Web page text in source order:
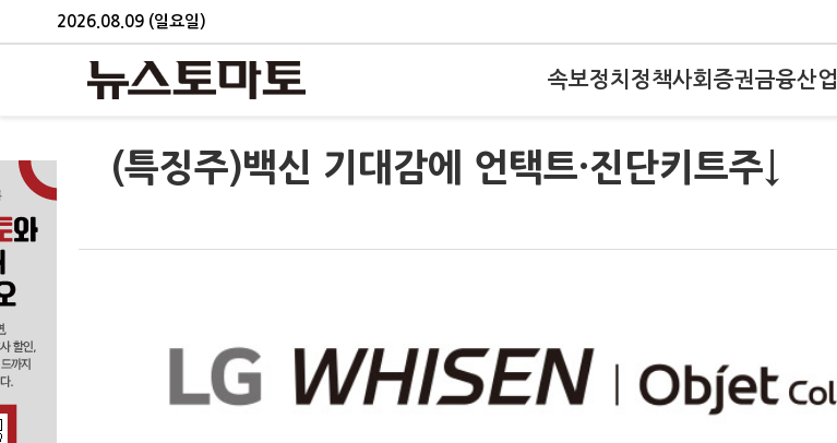
2026.08.09 (일요일)
속보정치 정책사회 증권금융산업
(특징주)백신 기대감에 언택트·진단키트주↓